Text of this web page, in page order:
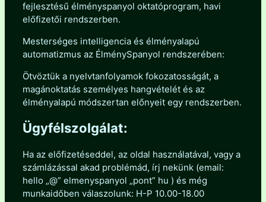
fejlesztésű élményspanyol oktatóprogram, havi
előfizetői rendszerben.
Mesterséges intelligencia és élményalapú
automatizmus az ÉlménySpanyol rendszerében:
Ötvöztük a nyelvtanfolyamok fokozatosságát, a
magánoktatás személyes hangvételét és az
élményalapú módszertan előnyeit egy rendszerben.
Ügyfélszolgálat:
Ha az előfizetéseddel, az oldal használatával, vagy a
számlázással akad problémád, írj nekünk (email:
hello „@” elmenyspanyol „pont” hu ) és még
munkaidőben válaszolunk: H-P 10.00-18.00